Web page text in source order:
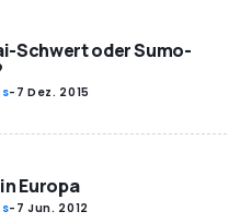
Schwert oder Sumo-
- 7 Dez. 2015
Europa
- 7 Jun. 2012